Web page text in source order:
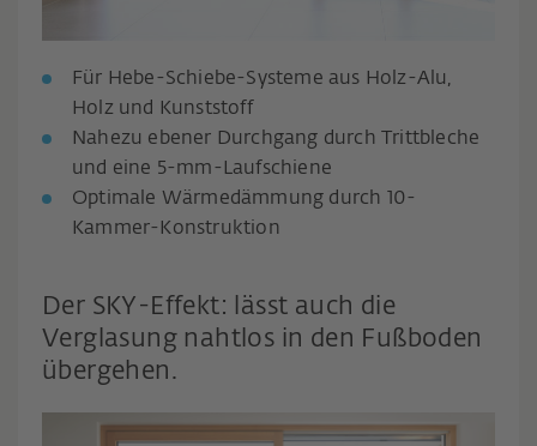
Für Hebe-Schiebe-Systeme aus Holz-Alu,
Holz und Kunststoff
Nahezu ebener Durchgang durch Trittbleche
und eine 5-mm-Laufschiene
Optimale Wärmedämmung durch 10-
Kammer-Konstruktion
Der SKY-Effekt: lässt auch die
Verglasung nahtlos in den Fußboden
übergehen.